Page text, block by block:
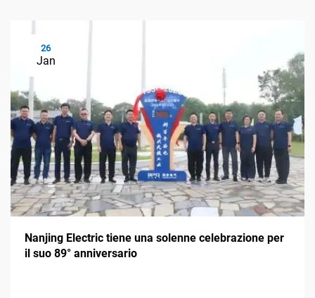
26
Jan
Nanjing Electric tiene una solenne celebrazione per
il suo 89° anniversario